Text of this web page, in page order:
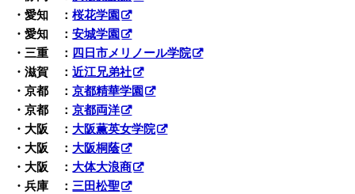
・愛知 ：桜花学園
・愛知 ：安城学園
・三重 ： 四日市メリノール学院
・滋賀 ：近江兄弟社
・京都 ：京都精華学園
・京都 ：京都両洋
・大阪 ： 大阪薫英女学院
・大阪 ： 大阪桐蔭
・大阪 ： 大体大浪商
・兵庫 ： 三田松聖